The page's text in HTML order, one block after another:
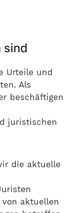
sind
Urteile und
Als
beschäftigen
juristischen
die aktuelle
aktuellen